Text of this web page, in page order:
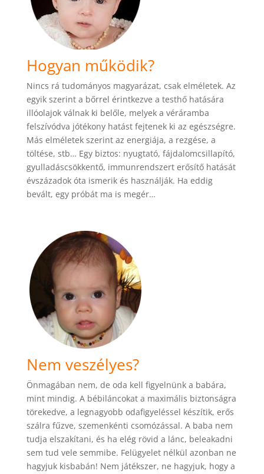
Hogyan működik?
Nincs rá tudományos magyarázat, csak elméletek. Az
egyik szerint a bőrrel érintkezve a testhő hatására
illóolajok válnak ki belőle, melyek a véráramba
felszívódva jótékony hatást fejtenek ki az egészségre.
Más elméletek szerint az energiája, a rezgése, a
töltése, stb… Egy biztos: nyugtató, fájdalomcsillapító,
gyulladáscsökkentő, immunrendszert erősítő hatását
évszázadok óta ismerik és használják. Ha eddig
bevált, egy próbát ma is megér…
Nem veszélyes?
Önmagában nem, de oda kell figyelnünk a babára,
mint mindig. A bébiláncokat a maximális biztonságra
törekedve, a legnagyobb odafigyeléssel készítik, erős
szálra fűzve, szemenkénti csomózással. A baba nem
tudja elszakítani, és ha elég rövid a lánc, beleakadni
sem tud vele semmibe. Felügyelet nélkül azonban ne
hagyjuk kisbabán! Nem játékszer, ne hagyjuk, hogy a